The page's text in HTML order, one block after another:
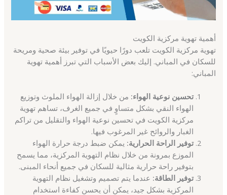
أهمية تهوية مركزية الكويت
تهوية مركزية الكويت تلعب دورًا حيويًا في توفير بيئة صحية ومريحة
للسكان في المباني. إليك بعض الأسباب التي تبرز أهمية تهوية
المباني:
تحسين نوعية الهواء: من خلال إزالة الهواء الملوث وتوزيع
الهواء النقي بشكل متساوٍ في جميع الغرف، تساهم تهوية
مركزية الكويت في تحسين نوعية الهواء والتقليل من تراكم
الغبار والروائح غير المرغوب فيها.
توفير الراحة الحرارية: يمكن ضبط درجة حرارة الهواء
الموزع بمرونة من خلال نظام التهوية المركزية، مما يسمح
بتوفير راحة حرارية مثالية للسكان في جميع أنحاء المبنى.
توفير الطاقة: عندما يتم تصميم وتشغيل نظام التهوية
المركزية بشكل جيد، يمكن أن يحسن كفاءة استخدام